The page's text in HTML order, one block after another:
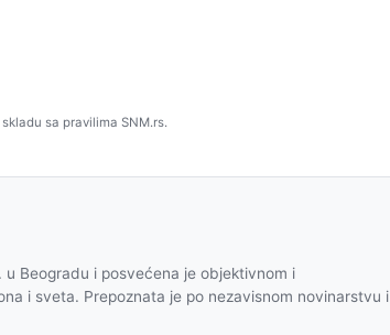
sa pravilima SNM.rs.
Beogradu i posvećena je objektivnom i
i sveta. Prepoznata je po nezavisnom novinarstvu i